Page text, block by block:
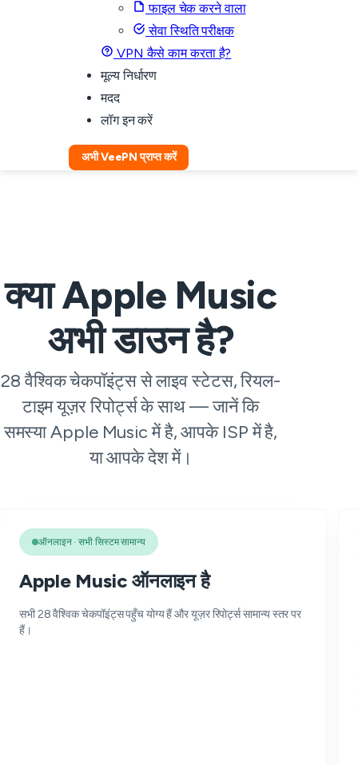
फाइल चेक करने वाला
सेवा स्थिति परीक्षक
VPN कैसे काम करता है?
मूल्य निर्धारण
मदद
लॉग इन करें
अभी VeePN प्राप्त करें
क्या Apple Music
अभी डाउन है?
28 वैश्विक चेकपॉइंट्स से लाइव स्टेटस, रियल-
टाइम यूज़र रिपोर्ट्स के साथ — जानें कि
समस्या Apple Music में है, आपके ISP में है,
या आपके देश में।
ऑनलाइन · सभी सिस्टम सामान्य
Apple Music ऑनलाइन है
सभी 28 वैश्विक चेकपॉइंट्स पहुँच योग्य हैं और यूज़र रिपोर्ट्स सामान्य स्तर पर
हैं।